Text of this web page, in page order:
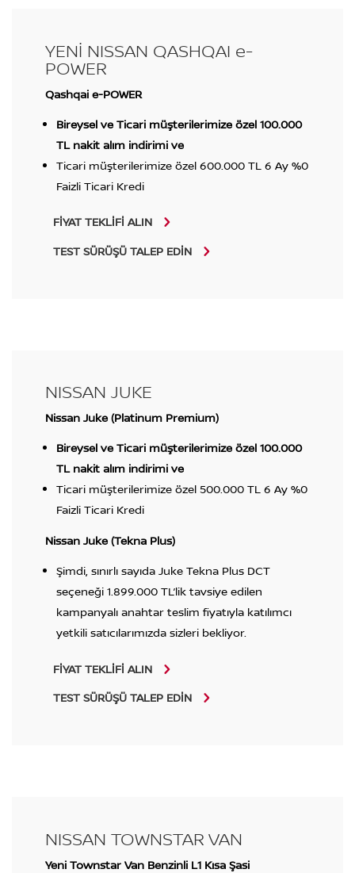
YENİ NISSAN QASHQAI e-
POWER
Qashqai e-POWER
Bireysel ve Ticari müşterilerimize özel 100.000
TL nakit alım indirimi ve
Ticari müşterilerimize özel 600.000 TL 6 Ay %0
Faizli Ticari Kredi
FİYAT TEKLİFİ ALIN
TEST SÜRÜŞÜ TALEP EDİN
NISSAN JUKE
Nissan Juke (Platinum Premium)
Bireysel ve Ticari müşterilerimize özel 100.000
TL nakit alım indirimi ve
Ticari müşterilerimize özel 500.000 TL 6 Ay %0
Faizli Ticari Kredi
Nissan Juke (Tekna Plus)
Şimdi, sınırlı sayıda Juke Tekna Plus DCT
seçeneği 1.899.000 TL’lik tavsiye edilen
kampanyalı anahtar teslim fiyatıyla katılımcı
yetkili satıcılarımızda sizleri bekliyor.
FİYAT TEKLİFİ ALIN
TEST SÜRÜŞÜ TALEP EDİN
NISSAN TOWNSTAR VAN
Yeni Townstar Van Benzinli L1 Kısa Şasi